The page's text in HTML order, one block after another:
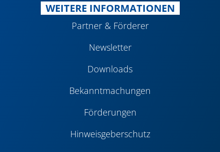
WEITERE INFORMATIONEN
Partner & Förderer
Newsletter
Downloads
Bekanntmachungen
Förderungen
Hinweisgeberschutz